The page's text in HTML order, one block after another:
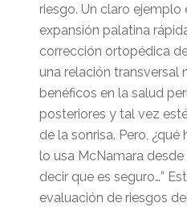
riesgo. Un claro ejemplo
expansión palatina
corrección ortopédica
una relación transversal
benéficos en la salud
posteriores y tal vez
de la sonrisa. Pero, ¿qué
lo usa McNamara
decir que es seguro…”
evaluación de riesgos